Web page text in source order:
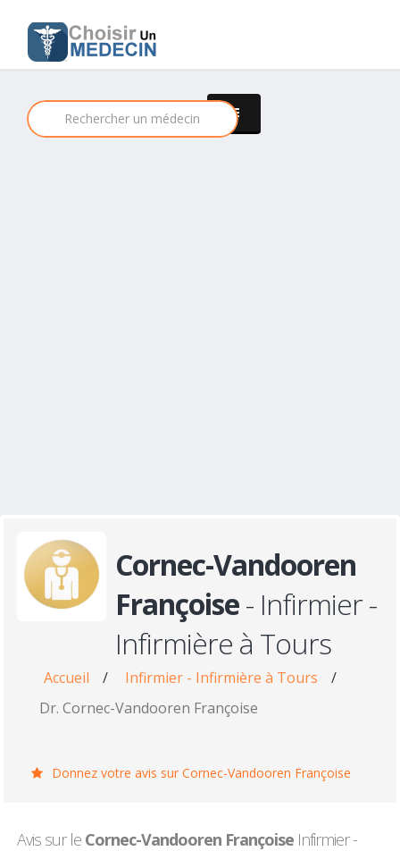
Cornec-Vandooren
Françoise- Infirmier -
Infirmière à Tours
Accueil / Infirmier - Infirmière à Tours
/
Dr. Cornec-Vandooren Françoise
Donnez votre avis sur Cornec-Vandooren Françoise
Avis sur le Cornec-Vandooren Françoise Infirmier -